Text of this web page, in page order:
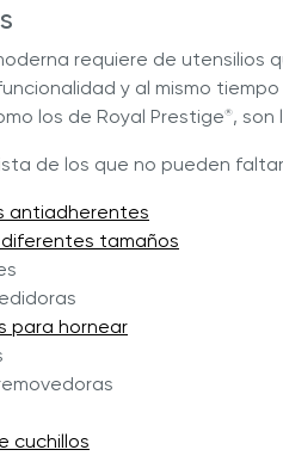
requiere de utensilios
y al mismo
los de Royal Prestige®, son
de los que no pueden
antiadherentes
tamaños
para hornear
cuchillos